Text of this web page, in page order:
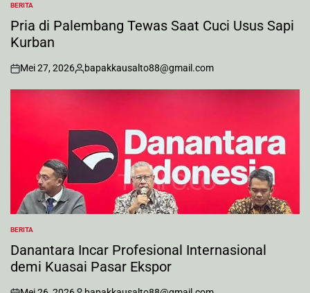
POSTED
IN
BERITA
Pria di Palembang Tewas Saat Cuci Usus Sapi
Kurban
on
Mei 27, 2026
Posted
by
bapakkausalto88@gmail.com
POSTED
IN
BERITA
Danantara Incar Profesional Internasional
demi Kuasai Pasar Ekspor